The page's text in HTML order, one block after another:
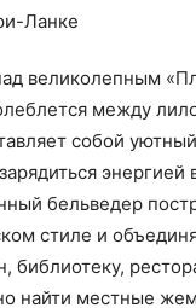
великолепным
между
собой
энергией
бельведер
стиле и
библиотеку,
найти местные